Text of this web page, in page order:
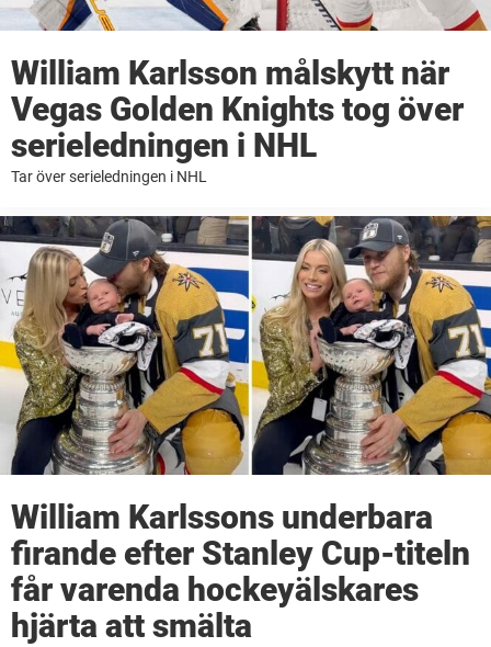
William Karlsson målskytt när
Vegas Golden Knights tog över
serieledningen i NHL
Tar över serieledningen i NHL
William Karlssons underbara
firande efter Stanley Cup-titeln
får varenda hockeyälskares
hjärta att smälta